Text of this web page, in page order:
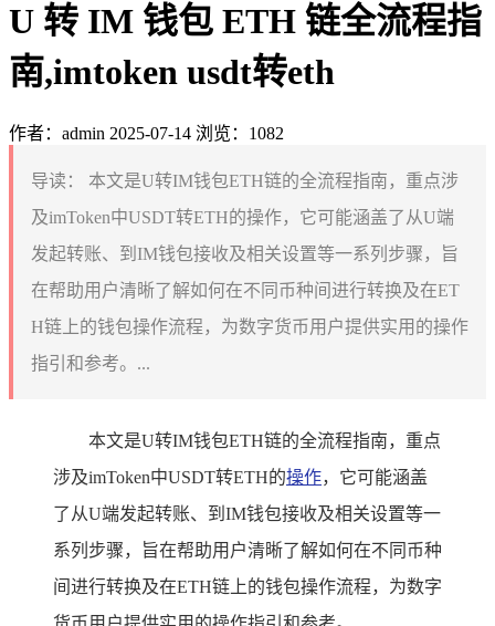
U 转 IM 钱包 ETH 链全流程指
南,imtoken usdt转eth
作者：admin 2025-07-14 浏览：1082
导读：
本文是U转IM钱包ETH链的全流程指南，重点涉
及imToken中USDT转ETH的操作，它可能涵盖了从U端
发起转账、到IM钱包接收及相关设置等一系列步骤，旨
在帮助用户清晰了解如何在不同币种间进行转换及在ET
H链上的钱包操作流程，为数字货币用户提供实用的操作
指引和参考。...
本文是U转IM钱包ETH链的全流程指南，重点
涉及imToken中USDT转ETH的操作，它可能涵盖
了从U端发起转账、到IM钱包接收及相关设置等一
系列步骤，旨在帮助用户清晰了解如何在不同币种
间进行转换及在ETH链上的钱包操作流程，为数字